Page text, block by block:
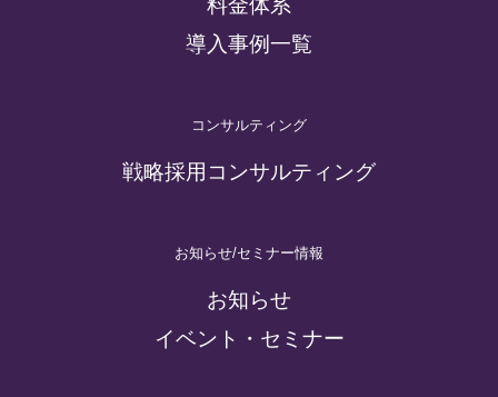
料金体系
導入事例一覧
コンサルティング
戦略採用コンサルティング
お知らせ/セミナー情報
お知らせ
イベント・セミナー